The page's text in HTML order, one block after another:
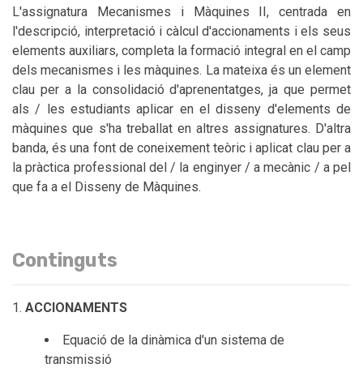
L'assignatura Mecanismes i Màquines II, centrada en
l'descripció, interpretació i càlcul d'accionaments i els seus
elements auxiliars, completa la formació integral en el camp
dels mecanismes i les màquines. La mateixa és un element
clau per a la consolidació d'aprenentatges, ja que permet
als / les estudiants aplicar en el disseny d'elements de
màquines que s'ha treballat en altres assignatures. D'altra
banda, és una font de coneixement teòric i aplicat clau per a
la pràctica professional del / la enginyer / a mecànic / a pel
que fa a el Disseny de Màquines.
Continguts
ACCIONAMENTS
Equació de la dinàmica d'un sistema de
transmissió